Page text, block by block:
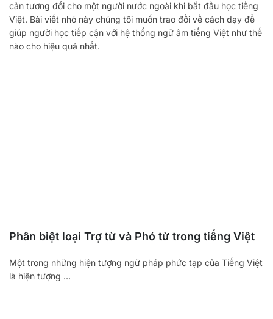
cản tương đối cho một người nước ngoài khi bắt đầu học tiếng
Việt. Bài viết nhỏ này chúng tôi muốn trao đổi về cách dạy để
giúp người học tiếp cận với hệ thống ngữ âm tiếng Việt như thế
nào cho hiệu quả nhất.
Phân biệt loại Trợ từ và Phó từ trong tiếng Việt
Một trong những hiện tượng ngữ pháp phức tạp của Tiếng Việt
là hiện tượng …